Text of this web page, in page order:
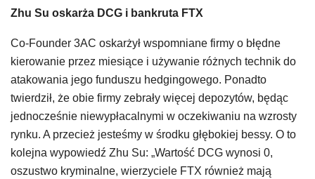
Zhu Su oskarża DCG i bankruta FTX
Co-Founder 3AC oskarżył wspomniane firmy o błędne
kierowanie przez miesiące i używanie różnych technik do
atakowania jego funduszu hedgingowego. Ponadto
twierdził, że obie firmy zebrały więcej depozytów, będąc
jednocześnie niewypłacalnymi w oczekiwaniu na wzrosty
rynku. A przecież jesteśmy w środku głębokiej bessy. O to
kolejna wypowiedź Zhu Su: „Wartość DCG wynosi 0,
oszustwo kryminalne, wierzyciele FTX również mają